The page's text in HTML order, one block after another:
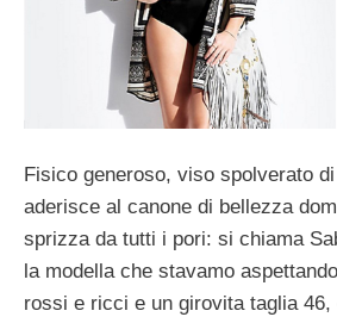
Fisico generoso, viso spolverato
aderisce al canone di bellezza
sprizza da tutti i pori: si chiama
la modella che stavamo
rossi e ricci e un girovita taglia